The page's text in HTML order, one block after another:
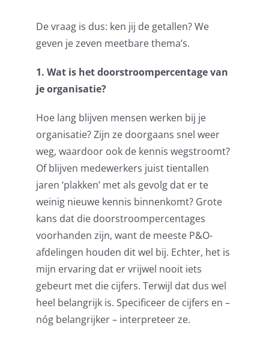
De vraag is dus: ken jij de getallen? We
geven je zeven meetbare thema’s.
1. Wat is het doorstroompercentage van
je organisatie?
Hoe lang blijven mensen werken bij je
organisatie? Zijn ze doorgaans snel weer
weg, waardoor ook de kennis wegstroomt?
Ofblijven medewerkers juist tientallen
jaren ‘plakken’ met als gevolg dat er te
weinig nieuwe kennis binnenkomt? Grote
kans dat diedoorstroompercentages
voorhanden zijn, want de meeste P&O-
afdelingen houden dit wel bij. Echter, het is
mijn ervaring dat er vrijwel nooit iets
gebeurt met die cijfers. Terwijl dat dus wel
heel belangrijk is. Specificeer de cijfers en –
nóg belangrijker – interpreteer ze.